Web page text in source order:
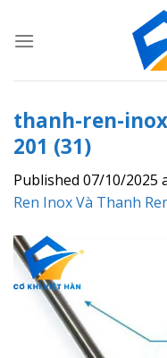
thanh-ren-
201 (31)
Published 07/10/2025
Ren Inox Và Thanh